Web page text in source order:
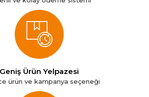
Geniş Ürün Yelpazesi
ürün ve kampanya seçeneği